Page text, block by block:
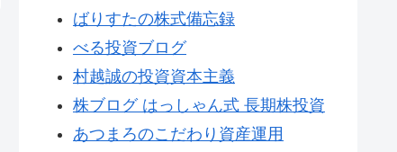
ばりすたの株式備忘録
べる投資ブログ
村越誠の投資資本主義
株ブログ はっしゃん式 長期株投資
あつまろのこだわり資産運用